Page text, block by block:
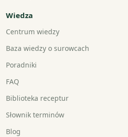
Wiedza
Centrum wiedzy
Baza wiedzy o surowcach
Poradniki
FAQ
Biblioteka receptur
Słownik terminów
Blog